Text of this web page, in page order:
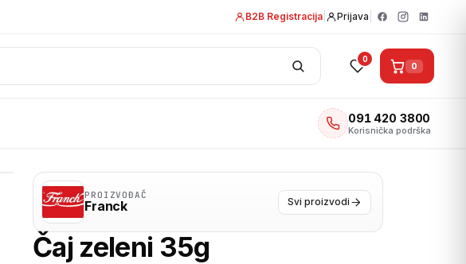
B2B Registracija Prijava
0
0
091 420 3800
Korisnička podrška
PROIZVOĐAČ
Franck Svi proizvodi
Čaj zeleni 35g